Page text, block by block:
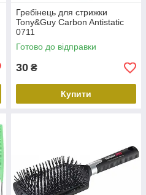
Гребінець для стрижки
Tony&Guy Carbon Antistatic
0711
Готово до відправки
30 ₴
Купити